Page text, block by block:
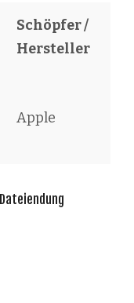
Schöpfer /
Hersteller
Apple